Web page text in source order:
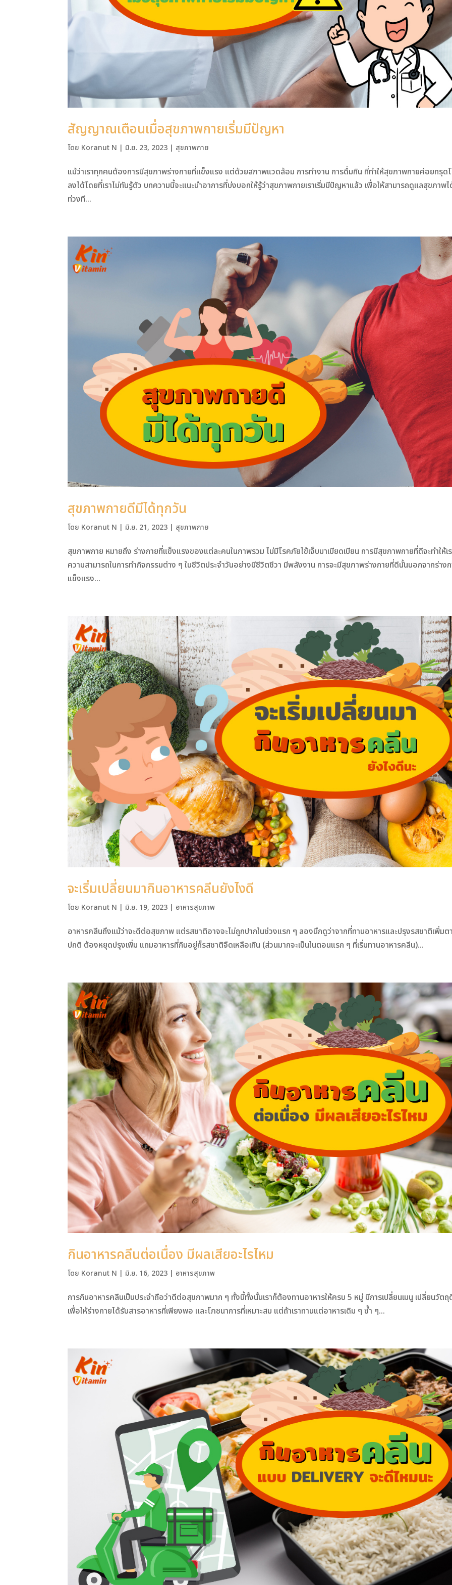
สัญญาณเตือนเมื่อสุขภาพกายเริ่มมีปัญหา
โดย Koranut N | มิ.ย. 23, 2023 | สุขภาพกาย
แม้ว่าเราทุกคนต้องการมีสุขภาพร่างกายที่แข็งแรง แต่ด้วยสภาพแวดล้อม การทำงาน การดื่มกิน ที่ทำให้สุขภาพกายค่อยทรุด
ลงได้โดยที่เราไม่ทันรู้ตัว บทความนี้จะแนะนำอาการที่บ่งบอกให้รู้ว่าสุขภาพกายเราเริ่มมีปัญหาแล้ว เพื่อให้สามารถดูแลสุขภาพ
ท่วงที...
สุขภาพกายดีมีได้ทุกวัน
โดย Koranut N | มิ.ย. 21, 2023 | สุขภาพกาย
สุขภาพกาย หมายถึง ร่างกายที่แข็งแรงของแต่ละคนในภาพรวม ไม่มีโรคภัยไข้เจ็บมาเบียดเบียน การมีสุขภาพกายที่ดีจะทำให้เ
ความสามารถในการทำกิจกรรมต่าง ๆ ในชีวิตประจำวันอย่างมีชีวิตชีวา มีพลังงาน การจะมีสุขภาพร่างกายที่ดีนั้นนอกจากร่าง
แข็งแรง...
จะเริ่มเปลี่ยนมากินอาหารคลีนยังไงดี
โดย Koranut N | มิ.ย. 19, 2023 | อาหารสุขภาพ
อาหารคลีนถึงแม้ว่าจะดีต่อสุขภาพ แต่รสชาติอาจจะไม่ถูกปากในช่วงแรก ๆ ลองนึกดูว่าจากที่ทานอาหารและปรุงรสชาติเพิ่มต
ปกติ ต้องหยุดปรุงเพิ่ม แถมอาหารที่กินอยู่ก็รสชาติจืดเหลือเกิน (ส่วนมากจะเป็นในตอนแรก ๆ ที่เริ่มทานอาหารคลีน)...
กินอาหารคลีนต่อเนื่อง มีผลเสียอะไรไหม
โดย Koranut N | มิ.ย. 16, 2023 | อาหารสุขภาพ
การกินอาหารคลีนเป็นประจำถือว่าดีต่อสุขภาพมาก ๆ ทั้งนี้ทั้งนั้นเราก็ต้องทานอาหารให้ครบ 5 หมู่ มีการเปลี่ยนเมนู เปลี่ยนวัต
เพื่อให้ร่างกายได้รับสารอาหารที่เพียงพอ และโภชนาการที่เหมาะสม แต่ถ้าเราทานแต่อาหารเดิม ๆ ซ้ำ ๆ...